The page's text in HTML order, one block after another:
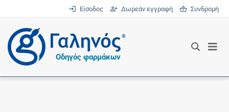
Είσοδος Δωρεάν εγγραφή Συνδρομή
®
Οδηγός φαρμάκων